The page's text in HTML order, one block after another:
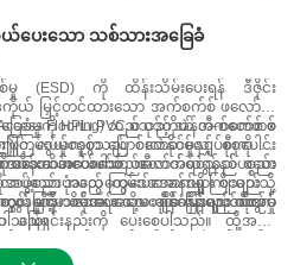
ပေးသော သစ်သားအခြေခံ
မှု (ESD) ကို ထိန်းသိမ်းပေးရန် ဒီဇိုင်း
ယ် မြှင့်တင်ထားသော အက်စက်စ် ဖလော်အ်
Access Flooring) သည် ဝုဒ်ကိုယ် အက်စက်စ် ဖ
ဖြင့် လွယ်ကူစွာ ပြောင်းလဲနိုင်မှုနှင့် စုစုပေါင်း
ထိန်းသိမ်းပေးပါသည်။
ခံမှုကို HPL၊ PVC စသည့် အဲန်တီ-စတေတစ်
ြင့် ဤကြမ်းပ်မှုစနစ်သည် စတေတစ်လျှပ်စီးကို ထိ
အစားသေးငယ်သော အီလက်ထရွန်နစ်ပစ္စည်း
ာဖွဲ့စည်းပုံသည် ကြမ်းပ်အောက်ရှိ ကြိုးများသို့
တွင် ထိန်းသိမ်းရေး သို့မဟုတ် ပြန်လည်စီစဉ်မှု
းသော အက်စက်စ် ဖလော်အ်ရ်စ်သည် စတေ
အပ်သော အထွေထွေဒေတာခန်းများ စသည်တို့
မြင့်မားသော အလေးချိန်ခံနိုင်ရည် လိုအပ်
ါသည်။
ယ်မှုကို လိုအပ်သော စီမံကိန်းများအတွက်
ြေရှင်းနည်းကို ပေးစေပါသည်။ ထို့အပှင့်